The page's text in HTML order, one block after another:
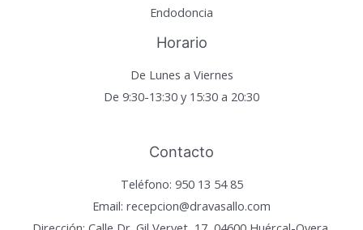
Endodoncia
Horario
De Lunes a Viernes
De 9:30-13:30 y 15:30 a 20:30
Contacto
Teléfono: 950 13 54 85
Email: recepcion@dravasallo.com